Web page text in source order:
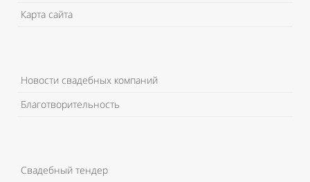
Карта сайта
Новости свадебных компаний
Благотворительность
Свадебный тендер